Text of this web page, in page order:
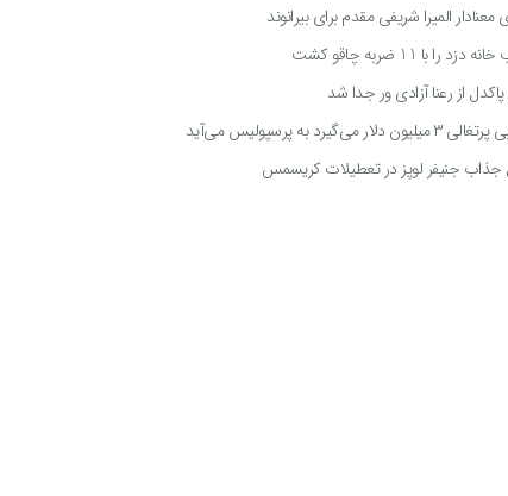
معنادار المیرا شریفی مقدم برای بیرانوند
را با 11 ضربه چاقو کشت
از رعنا آزادی ور جدا شد
دلار می‌گیرد به پرسپولیس می‌آید
جذاب جنیفر لوپز در تعطیلات کریسمس